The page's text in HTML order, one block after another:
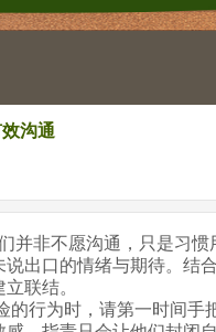
沟通
非不愿沟通，只是习惯
出口的情绪与期待。结
联结。
行为时，请第一时间手